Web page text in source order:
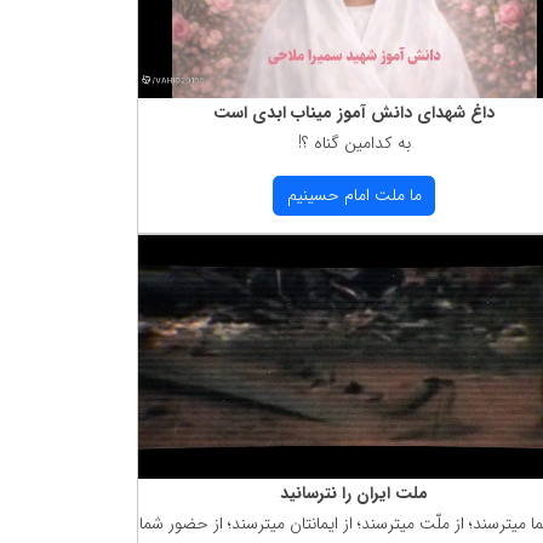
داغ شهدای دانش آموز میناب ابدی است
به كدامین گناه ؟!
ما ملت امام حسینیم
ملت ایران را نترسانید
میترسند؛ از ملّت میترسند؛ از ایمانتان میترسند؛ از حضور شما